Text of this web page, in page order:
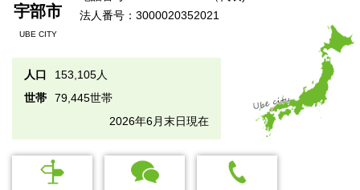
宇部市
UBE CITY
法人番号：3000020352021
人口
153,105人
世帯
79,445世帯
2026年6月末日現在